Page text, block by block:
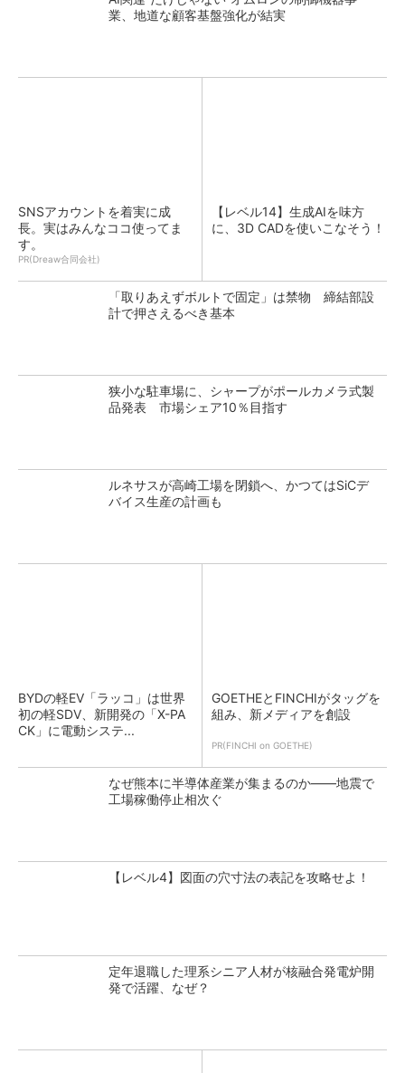
業、地道な顧客基盤強化が結実
SNSアカウントを着実に成
長。実はみんなココ使ってま
す。
PR(Dreaw合同会社)
【レベル14】生成AIを味方
に、3D CADを使いこなそう！
「取りあえずボルトで固定」は禁物 締結部設
計で押さえるべき基本
狭小な駐車場に、シャープがポールカメラ式製
品発表 市場シェア10％目指す
ルネサスが高崎工場を閉鎖へ、かつてはSiCデ
バイス生産の計画も
BYDの軽EV「ラッコ」は世界
初の軽SDV、新開発の「X-PA
CK」に電動システ...
GOETHEとFINCHIがタッグを
組み、新メディアを創設
PR(FINCHI on GOETHE)
なぜ熊本に半導体産業が集まるのか――地震で
工場稼働停止相次ぐ
【レベル4】図面の穴寸法の表記を攻略せよ！
定年退職した理系シニア人材が核融合発電炉開
発で活躍、なぜ？